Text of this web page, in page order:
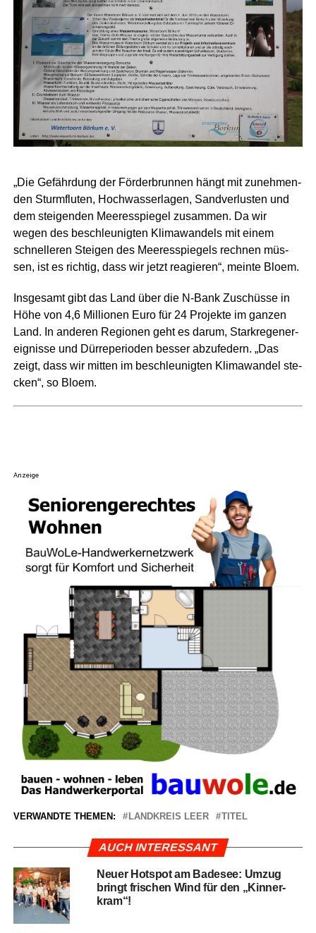
„Die Gefähr­dung der För­der­brun­nen hängt mit zuneh­men­
den Sturm­flu­ten, Hoch­was­ser­la­gen, Sand­ver­lus­ten und
dem stei­gen­den Mee­res­spie­gel zusam­men. Da wir
wegen des beschleu­nig­ten Kli­ma­wan­dels mit einem
schnel­le­ren Stei­gen des Mee­res­spie­gels rech­nen müs­
sen, ist es rich­tig, dass wir jetzt reagie­ren“, mein­te Bloem.
Ins­ge­samt gibt das Land über die N‑Bank Zuschüs­se in
Höhe von 4,6 Mil­lio­nen Euro für 24 Pro­jek­te im gan­zen
Land. In ande­ren Regio­nen geht es dar­um, Stark­re­gen­er­
eig­nis­se und Dür­re­pe­ri­oden bes­ser abzu­fe­dern. „Das
zeigt, dass wir mit­ten im beschleu­nig­ten Kli­ma­wan­del ste­
cken“, so Bloem.
Anzeige
VERWANDTE THEMEN: LANDKREIS LEER TITEL
AUCH INTERESSANT
Neu­er Hot­spot am Bade­see: Umzug
bringt fri­schen Wind für den „Kin­ner­
kram“!